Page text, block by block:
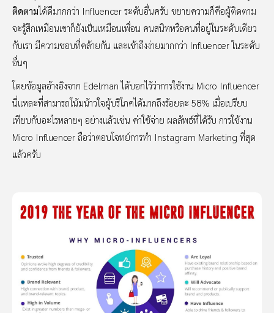
ติดตามได้ดีมากกว่า Influencer ระดับอื่นครับ ขยายความก็คือผู้ติดตาม
จะรู้สึกเหมือนเขาก็ยังเป็นเหมือนเพื่อน คนสนิทหรือคนที่อยู่ในระดับเดียว
กับเรา มีความชอบที่คล้ายกัน และเข้าถึงง่ายมากกว่า Influencer ในระดับ
อื่นๆ
โดยข้อมูลอ้างอิงจาก Edelman ได้บอกไว้ว่าการใช้งาน Micro Influencer
นี่แหละที่สามารถโน้มน้าวใจผู้บริโภคได้มากถึงร้อยละ 58% เมื่อเปรียบ
เทียบกับอะไรหลายๆ อย่างแล้วเช่น ค่าใช้จ่าย ผลลัพธ์ที่ได้รับ การใช้งาน
Micro Influencer ถือว่าตอบโจทย์การทำ Instagram Marketing ที่สุด
แล้วครับ